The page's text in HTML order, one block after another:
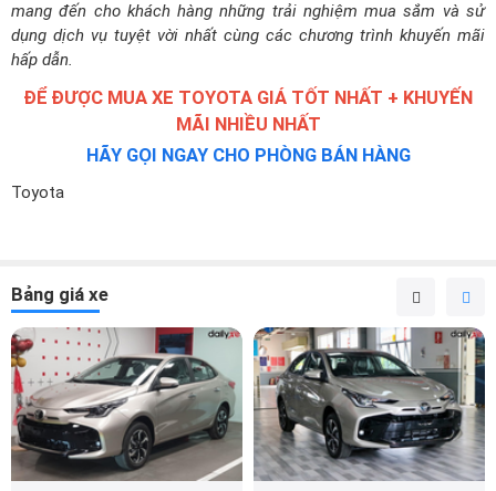
mang đến cho khách hàng những trải nghiệm mua sắm và sử
dụng dịch vụ tuyệt vời nhất cùng các chương trình khuyến mãi
hấp dẫn.
ĐỂ ĐƯỢC MUA XE TOYOTA GIÁ TỐT NHẤT + KHUYẾN
MÃI NHIỀU NHẤT
HÃY GỌI NGAY CHO PHÒNG BÁN HÀNG
Toyota
Bảng giá xe